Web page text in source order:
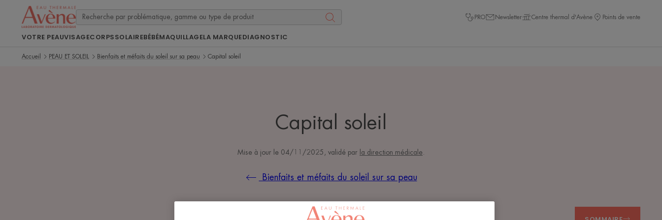
PRO Newsletter Centre thermal d'Avène Points de vente
VOTRE PEAUVISAGECORPSSOLAIREBÉBÉMAQUILLAGELA MARQUEDIAGNOSTIC
Accueil PEAU ET SOLEIL Bienfaits et méfaits du soleil sur sa peau Capital soleil
Capital soleil
Mise à jour le 04/11/2025 , validé par la direction médicale
Bienfaits et méfaits du soleil sur sa peau